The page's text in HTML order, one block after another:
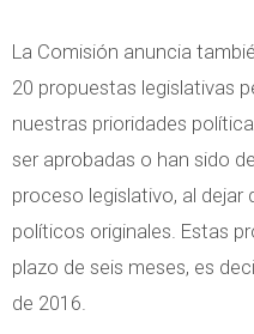
La Comisión anuncia
20 propuestas legislativas
nuestras prioridades
ser aprobadas o han sido
proceso legislativo, al dejar
políticos originales. Estas
plazo de seis meses, es
de 2016.